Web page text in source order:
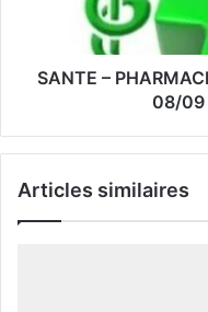
SANTE –
08/09
Articles similaires